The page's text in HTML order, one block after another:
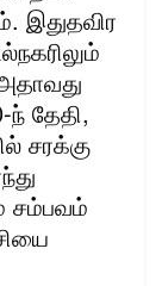
இதுதவிர
தேதி,
சரக்கு
சம்பவம்